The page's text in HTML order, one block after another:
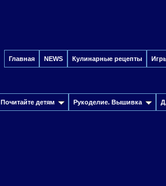
Главная NEWS Кулинарные рецепты
Почитайте детям Рукоделие. Вышивка